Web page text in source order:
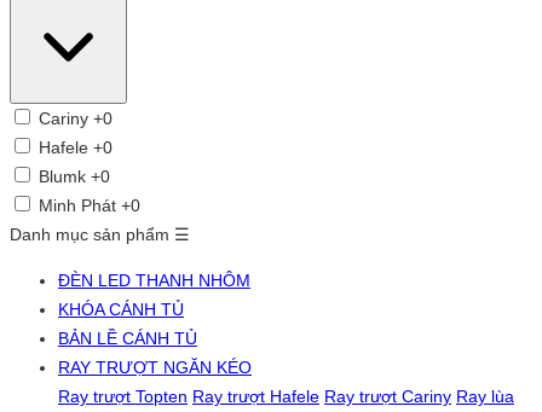
Cariny +0
Hafele +0
Blumk +0
Minh Phát +0
Danh mục sản phẩm ☰
ĐÈN LED THANH NHÔM
KHÓA CÁNH TỦ
BẢN LỀ CÁNH TỦ
RAY TRƯỢT NGĂN KÉO
Ray trượt Topten Ray trượt Hafele Ray trượt Cariny Ray lùa